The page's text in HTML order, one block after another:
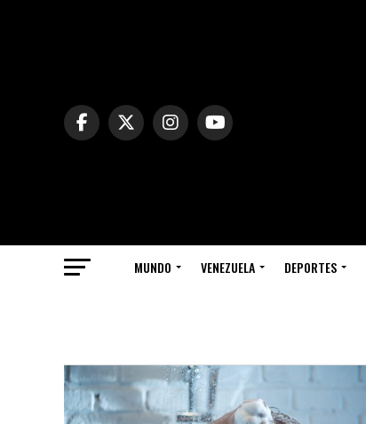
MUNDO VENEZUELA DEPORTES